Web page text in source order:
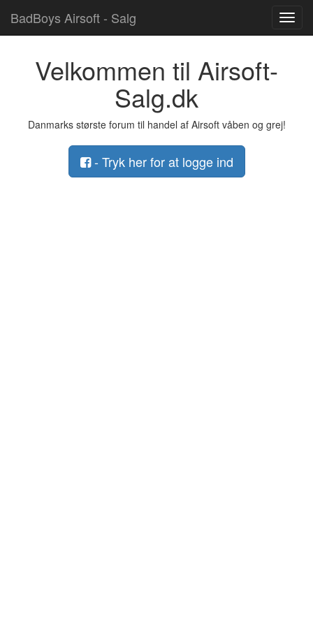
BadBoys Airsoft - Salg
Velkommen til Airsoft-
Salg.dk
Danmarks største forum til handel af Airsoft våben og grej!
- Tryk her for at logge ind